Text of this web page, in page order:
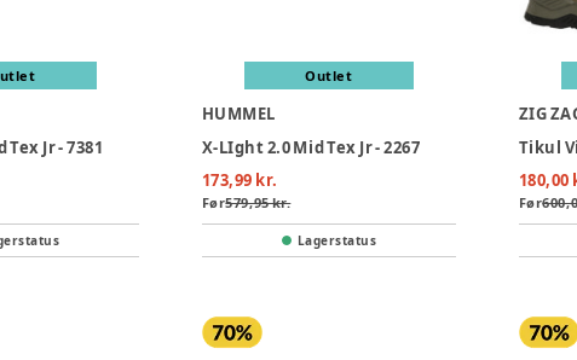
Jr - 7381
Outlet
HUMMEL
X-LIght 2.0 Mid Tex Jr - 2267
173,99 kr.
Før579,95 kr.
Lagerstatus
ZIG
Tikul
180,00
Før